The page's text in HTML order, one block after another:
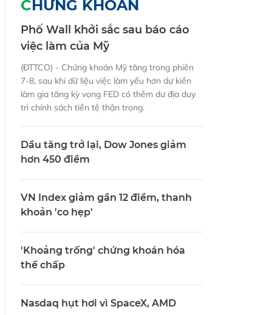
Phố Wall khởi sắc sau báo cáo
việc làm của Mỹ
(ĐTTCO) - Chứng khoán Mỹ tăng trong phiên
7-8, sau khi dữ liệu việc làm yếu hơn dự kiến
làm gia tăng kỳ vọng FED có thêm dư địa duy
trì chính sách tiền tệ thận trọng.
Dầu tăng trở lại, Dow Jones giảm
hơn 450 điểm
VN Index giảm gần 12 điểm, thanh
khoản 'co hẹp'
'Khoảng trống' chứng khoán hóa
thế chấp
Nasdaq hụt hơi vì SpaceX, AMD